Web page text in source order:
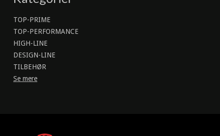
TOP-PRIME
TOP-PERFORMANCE
HIGH-LINE
DESIGN-LINE
TILBEHØR
Se mere